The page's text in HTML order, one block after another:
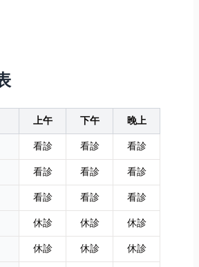
上午 下午
晚上
看診 看診
看診
看診 看診
看診
看診 看診
看診
休診 休診
休診
休診 休診
休診